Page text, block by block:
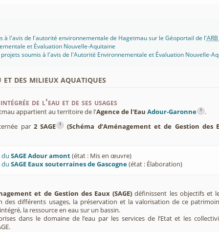
à l'avis de l'autorité environnementale de Hagetmau sur le Géoportail de l'
et Évaluation Nouvelle-Aquitaine
soumis à l'avis de l'Autorité Environnementale et Évaluation Nouvelle-
des milieux aquatiques
de l'eau et de ses usages
appartient au territoire de l'Agence de l'Eau Adour-Garonne i
.
par 2 SAGE i (Schéma d’Aménagement et de Gestion des
duSAGE Adour amont(état : Mis en œuvre)
duSAGE Eaux souterraines de Gascogne(état : Élaboration)
et de Gestion des Eaux (SAGE) définissent les objectifs et
des différents usages, la préservation et la valorisation de ce
la ressource en eau sur un bassin.
dans le domaine de l’eau par les services de l’Etat et les